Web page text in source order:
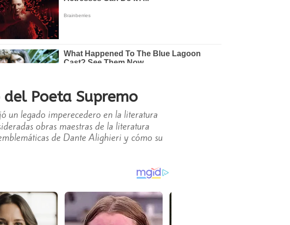
Poeta Supremo
un legado imperecedero en la literatura
obras maestras de la literatura
de Dante Alighieri y cómo su